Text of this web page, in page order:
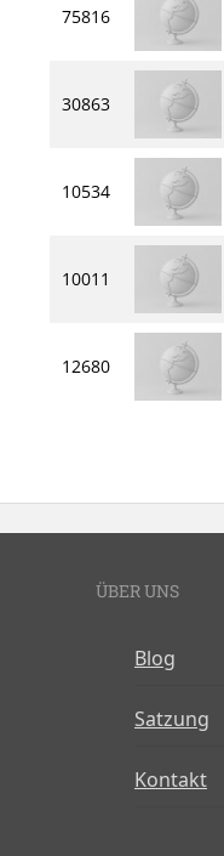
75816
30863
10534
10011
12680
ÜBER UNS
Blog
Satzung
Kontakt